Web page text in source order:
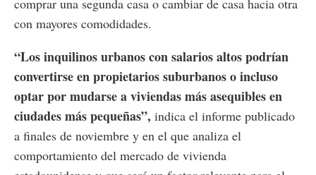
comprar una segunda casa o cambiar de casa hacia otra
con mayores comodidades.
“Los inquilinos urbanos con salarios altos podrían
convertirse en propietarios suburbanos o incluso
optar por mudarse a viviendas más asequibles en
ciudades más pequeñas”, indica el informe publicado
a finales de noviembre y en el que analiza el
comportamiento del mercado de vivienda